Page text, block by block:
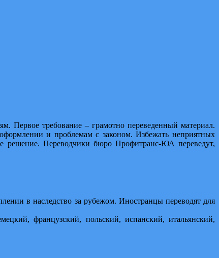
Первое требование – грамотно переведенный материал.
и проблемам с законом. Избежать неприятных
решение. Переводчики бюро Профитранс-ЮА переведут,
в наследство за рубежом. Иностранцы переводят для
французский, польский, испанский, итальянский,